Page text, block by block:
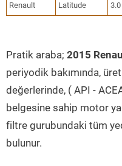
Renault Latitude
Pratik araba; 2015
periyodik bakımında,
değerlerinde, ( API -
belgesine sahip motor
filtre gurubundaki tüm
bulunur.